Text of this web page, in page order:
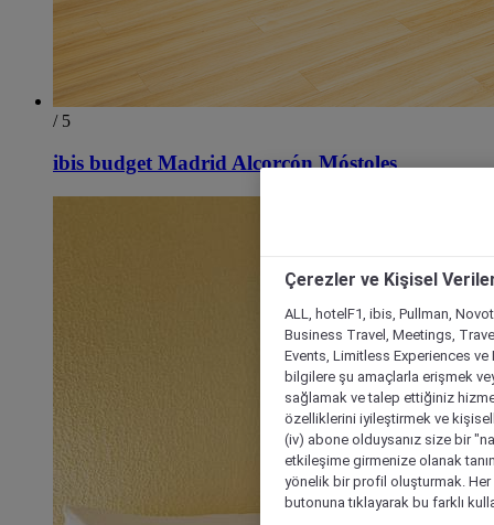
/ 5
ibis budget Madrid Alcorcón Móstoles
Çerezler ve Kişisel
ALL, hotelF1, ibis, Pullman,
Business Travel, Meetings,
Events, Limitless Experiences
bilgilere şu amaçlarla erişmek
sağlamak ve talep ettiğiniz
özelliklerini iyileştirmek ve
(iv) abone olduysanız size bir
etkileşime girmenize olanak
yönelik bir profil oluşturmak.
butonuna tıklayarak bu farklı